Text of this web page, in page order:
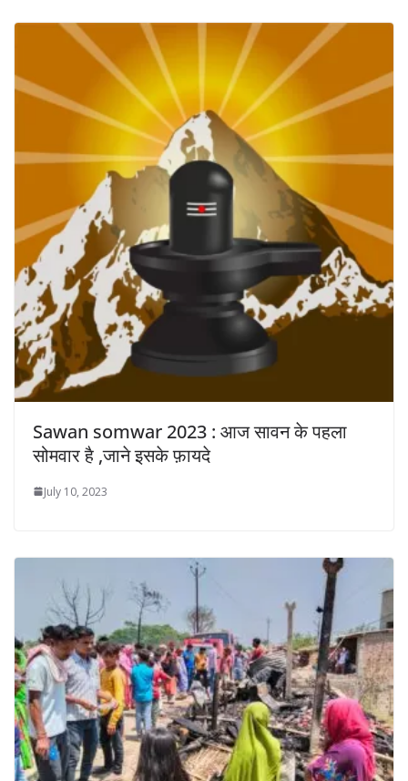
Sawan somwar 2023 : आज सावन के पहला
सोमवार है ,जाने इसके फ़ायदे
July 10, 2023